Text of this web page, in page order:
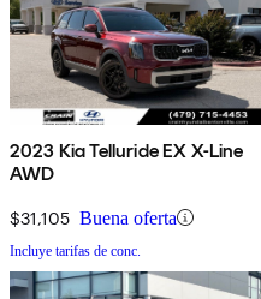
2023 Kia Telluride EX X-Line
AWD
$31,105 Buena oferta
Incluye tarifas de conc.